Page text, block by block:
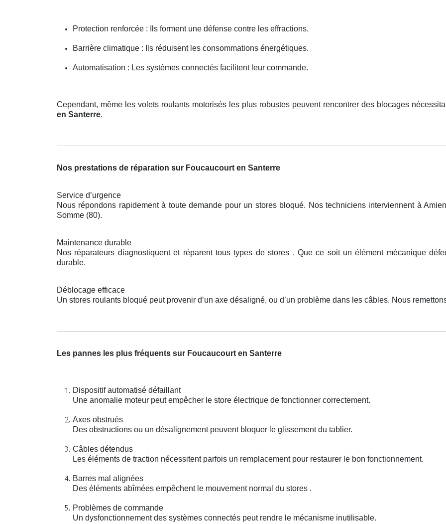
Protection renforcée : Ils forment une défense contre les effractions.
Barrière climatique : Ils réduisent les consommations énergétiques.
Automatisation : Les systèmes connectés facilitent leur commande.
Cependant, même les volets roulants motorisés les plus robustes peuvent rencontrer des blocages
en Santerre.
Nos prestations de réparation sur Foucaucourt en Santerre
Service d’urgence
Nous répondons rapidement à toute demande pour un stores bloqué. Nos techniciens interviennent à
Somme (80).
Maintenance durable
Nos réparateurs diagnostiquent et réparent tous types de stores . Que ce soit un élément mécanique
durable.
Déblocage efficace
Un stores roulants bloqué peut provenir d’un axe désaligné, ou d’un problème dans les câbles. Nous
Les pannes les plus fréquents sur Foucaucourt en Santerre
Dispositif automatisé défaillant
Une anomalie moteur peut empêcher le store électrique de fonctionner correctement.
Axes obstrués
Des obstructions ou un désalignement peuvent bloquer le glissement du tablier.
Câbles détendus
Les éléments de traction nécessitent parfois un remplacement pour restaurer le bon fonctionnement.
Barres mal alignées
Des éléments abîmées empêchent le mouvement normal du stores .
Problèmes de commande
Un dysfonctionnement des systèmes connectés peut rendre le mécanisme inutilisable.